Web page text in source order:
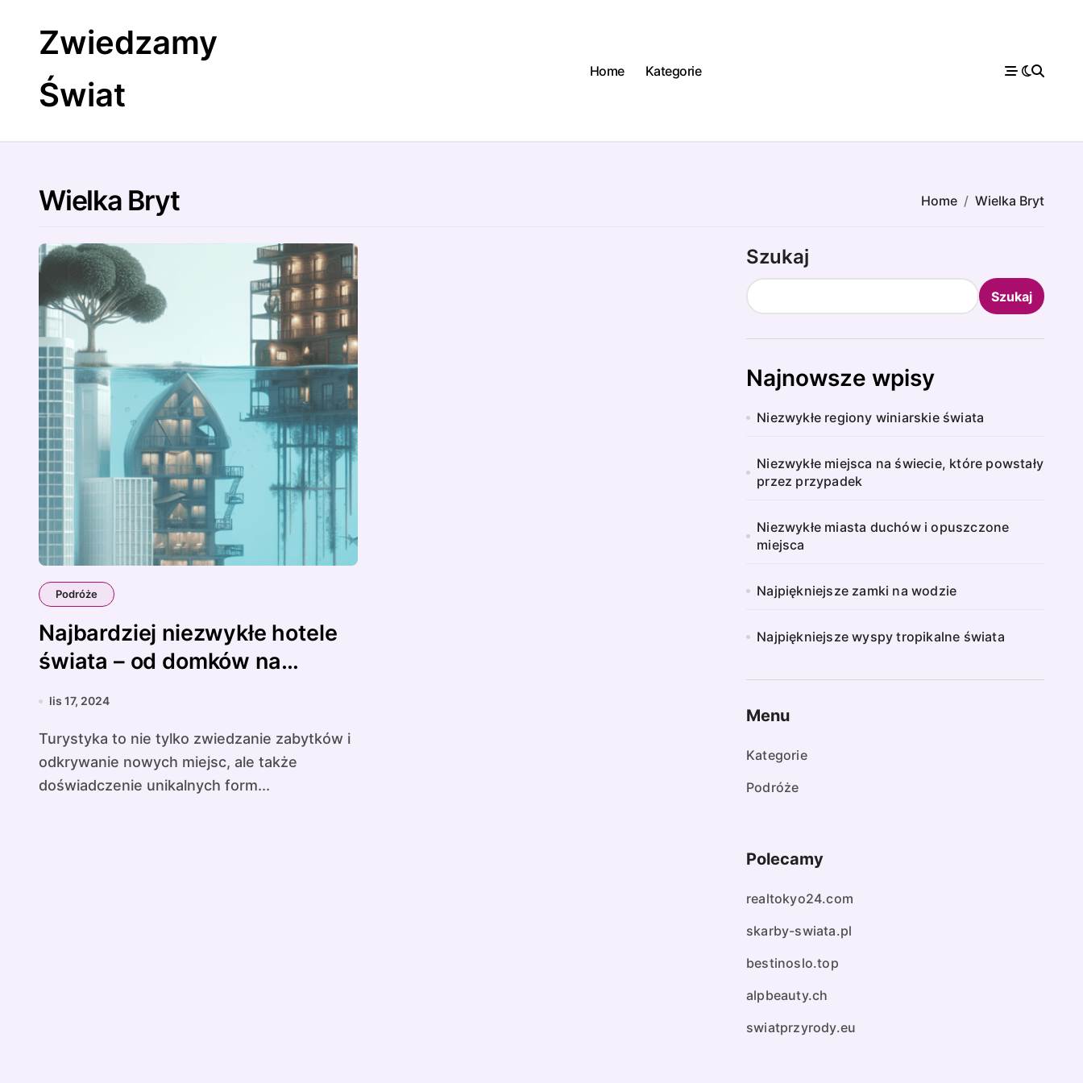
contentZwiedzamy
Świat
Home Kategorie
Wielka Bryt Home Wielka Bryt
Podróże
Najbardziej niezwykłe hotele
świata – od domków na
drzewach po podwodne
lis 17, 2024
Turystyka to nie tylko zwiedzanie zabytków i
odkrywanie nowych miejsc, ale także
doświadczenie unikalnych form...
Szukaj
Szukaj
Najnowsze wpisy
Niezwykłe regiony winiarskie świata
Niezwykłe miejsca na świecie, które powstały
przez przypadek
Niezwykłe miasta duchów i opuszczone
miejsca
Najpiękniejsze zamki na wodzie
Najpiękniejsze wyspy tropikalne świata
Menu
Kategorie
Podróże
Polecamy
realtokyo24.com
skarby-swiata.pl
bestinoslo.top
alpbeauty.ch
swiatprzyrody.eu